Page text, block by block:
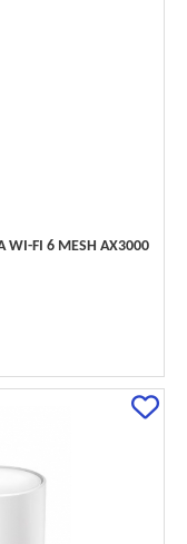
WI-FI 6 MESH AX3000